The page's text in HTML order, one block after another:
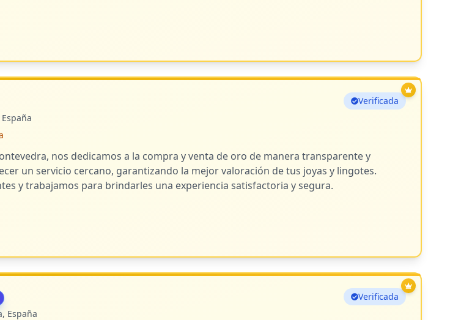
Verificada
nos dedicamos a la compra y venta de oro de manera transparente y
un servicio cercano, garantizando la mejor valoración de tus joyas y lingotes.
y trabajamos para brindarles una experiencia satisfactoria y segura.
España
Verificada